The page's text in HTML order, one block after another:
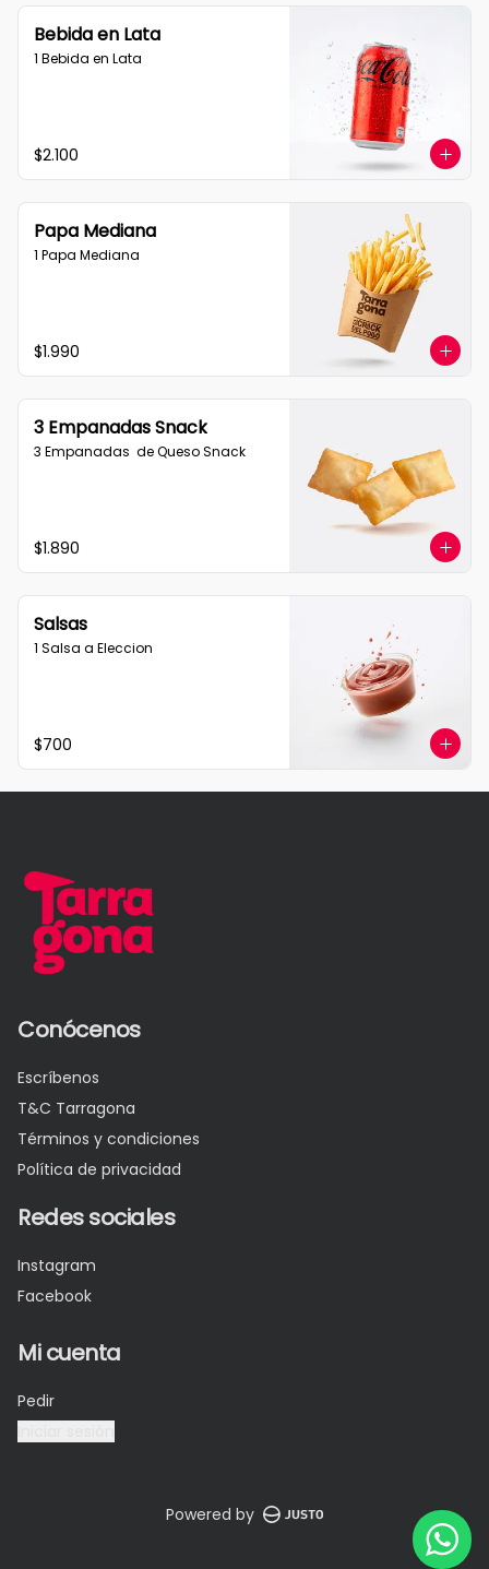
Bebida en Lata
1 Bebida en Lata
$2.100
Papa Mediana
1 Papa Mediana
$1.990
3 Empanadas Snack
3 Empanadas  de Queso Snack
$1.890
Salsas
1 Salsa a Eleccion
$700
Conócenos
Escríbenos
T&C Tarragona
Términos y condiciones
Política de privacidad
Redes sociales
Instagram
Facebook
Mi cuenta
Pedir
Powered by